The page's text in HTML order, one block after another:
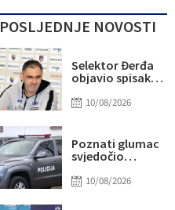
POSLJEDNJE NOVOSTI
Selektor Đerđa
objavio spisak
Poznato šta je sa
Sulejmanovićem
10/08/2026
Poznati glumac
svjedočio
napadu u
10/08/2026